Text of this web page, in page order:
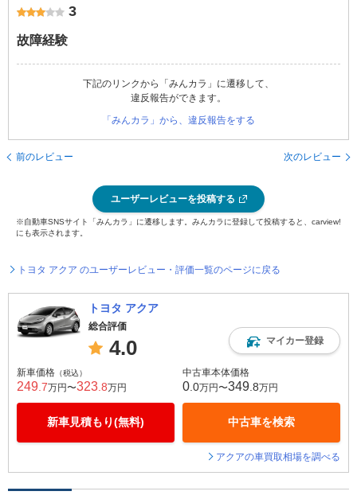
3
故障経験
下記のリンクから「みんカラ」に遷移して、
違反報告ができます。
「みんカラ」から、違反報告をする
前のレビュー 次のレビュー
ユーザーレビューを投稿する
※自動車SNSサイト「みんカラ」に遷移します。みんカラに登録して投稿すると、carview!
にも表示されます。
トヨタ アクア のユーザーレビュー・評価一覧のページに戻る
トヨタ アクア
総合評価
4.0 マイカー登録
新車価格 （税込）
249 .7万円〜323 .8万円
新車見積もり(無料)
中古車本体価格
0 .0万円〜349 .8万円
中古車を検索
アクアの車買取相場を調べる